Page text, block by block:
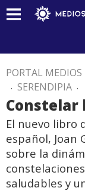
PORTAL MEDIOS
. SERENDIPIA .
Constelar
El nuevo libro
español, Joan
sobre la
saludables y